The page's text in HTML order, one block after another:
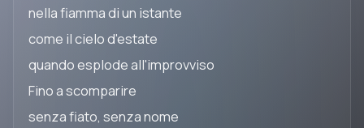
nella fiamma di un istante
come il cielo d'estate
quando esplode all'improvviso
Fino a scomparire
senza fiato, senza nome